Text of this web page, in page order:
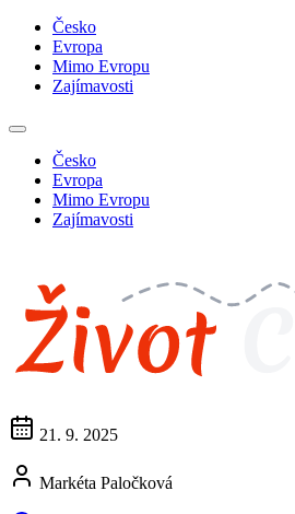
Česko
Evropa
Mimo Evropu
Zajímavosti
Česko
Evropa
Mimo Evropu
Zajímavosti
21. 9. 2025
Markéta Paločková